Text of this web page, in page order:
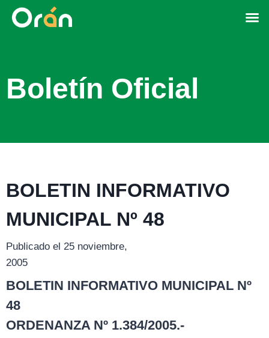
Boletín Oficial
BOLETIN INFORMATIVO
MUNICIPAL Nº 48
Publicado el 25 noviembre,
2005
BOLETIN INFORMATIVO MUNICIPAL Nº
48
ORDENANZA Nº 1.384/2005.-